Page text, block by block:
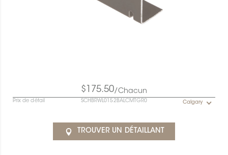
$175.50/Chacun
Prix de détail SCHBRWL0152BALCMTGR0 Calgary
TROUVER UN DÉTAILLANT